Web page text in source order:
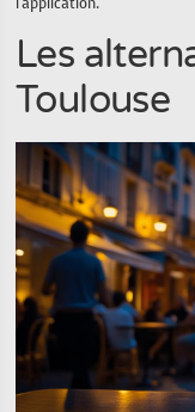
Les
Toulouse